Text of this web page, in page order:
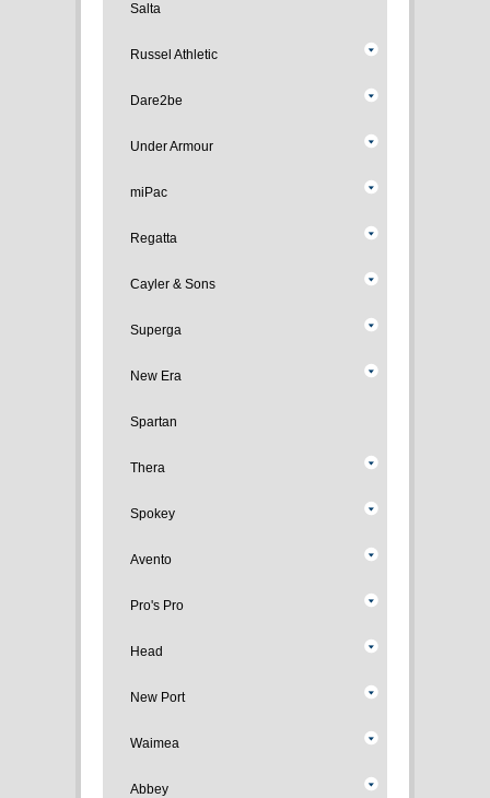
Salta
Russel Athletic
Dare2be
Under Armour
miPac
Regatta
Cayler & Sons
Superga
New Era
Spartan
Thera
Spokey
Avento
Pro's Pro
Head
New Port
Waimea
Abbey